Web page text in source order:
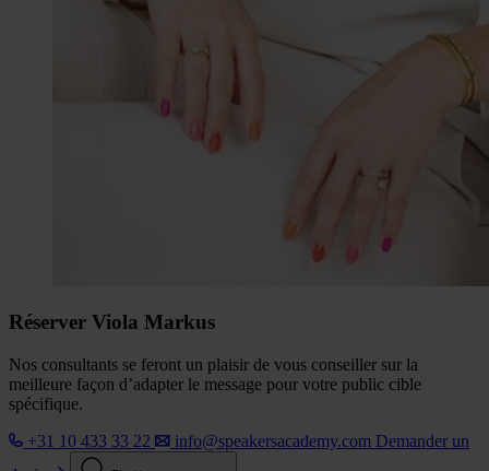
Réserver Viola Markus
Nos consultants se feront un plaisir de vous conseiller sur la
meilleure façon d’adapter le message pour votre public cible
spécifique.
+31 10 433 33 22
info@speakersacademy.com Demander un